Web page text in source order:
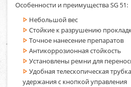
Особенности и преимущества SG 51:
Небольшой вес
Стойкие к разрушению
Точное нанесение препаратов
Антикоррозионная стойкость
Установлены ремни для
Удобная телескопическая
удержания с кнопкой управления